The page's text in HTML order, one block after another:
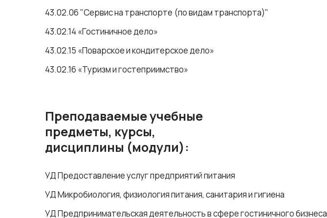
43.02.06 "Сервис на транспорте (по видам транспорта)"
43.02.14 «Гостиничное дело»
43.02.15 «Поварское и кондитерское дело»
43.02.16 «Туризм и гостеприимство»
Преподаваемые учебные
предметы, курсы,
дисциплины (модули):
УД Предоставление услуг предприятий питания
УД Микробиология, физиология питания, санитария и гигиена
УД Предпринимательская деятельность в сфере гостиничного бизнеса